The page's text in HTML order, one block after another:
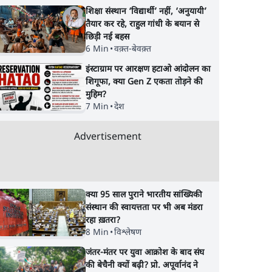
शिक्षा संस्थान ‘विद्यार्थी’ नहीं, ‘अनुयायी’
तैयार कर रहे, राहुल गांधी के बयान से
छिड़ी नई बहस
6 Min •वक़्त-बेवक़्त
इंस्टाग्राम पर आरक्षण हटाओ आंदोलन का
शिगूफा, क्या Gen Z एकता तोड़ने की
मुहिम?
7 Min •देश
Advertisement
क्या 95 साल पुराने भारतीय सांख्यिकी
संस्थान की स्वायत्तता पर भी अब मंडरा
रहा ख़तरा?
8 Min •विश्लेषण
जंतर-मंतर पर युवा आक्रोश के बाद संघ
की बेचैनी क्यों बढ़ी? प्रो. अपूर्वानंद ने